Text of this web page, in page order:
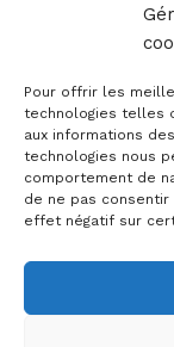
Pour offrir les
technologies telles
aux informations
technologies nous
comportement de
de ne pas
effet négatif sur
Bâtiment
13100 Aix-en-
✉